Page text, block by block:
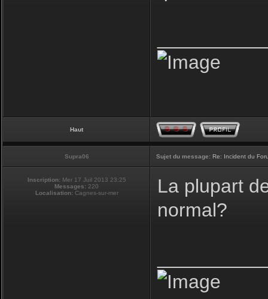
Haut
Supra06 Sujet du message: Re: Incident du
Inscription: Mer 17 Juil 2013 23:25
Messages: 220
Localisation:Cagnes-sur-mer
La plupart
normal?